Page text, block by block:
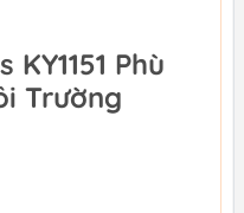
Phù
Trường